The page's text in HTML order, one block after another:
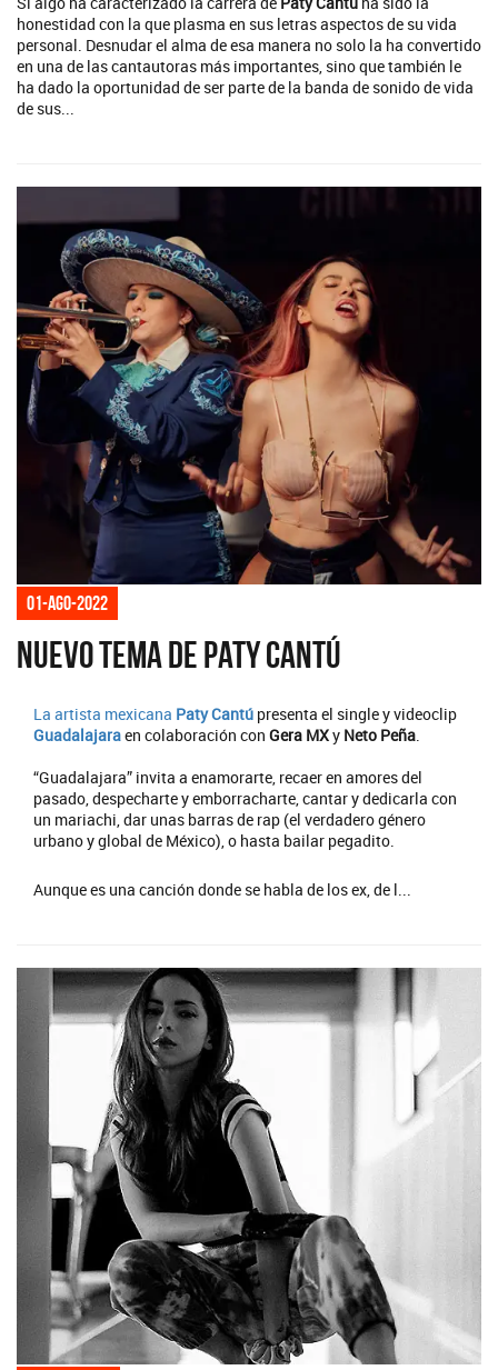
honestidad con la que plasma en sus letras aspectos de su vida
personal. Desnudar el alma de esa manera no solo la ha convertido
en una de las cantautoras más importantes, sino que también le
ha dado la oportunidad de ser parte de la banda de sonido de vida
de sus...
01-ago-2022
Nuevo tema de Paty Cantú
La artista mexicana Paty Cantú presenta el single y videoclip
Guadalajaraen colaboración con Gera MXy Neto Peña
“Guadalajara” invita a enamorarte, recaer en amores del
pasado, despecharte y emborracharte, cantar y dedicarla con
un mariachi, dar unas barras de rap (el verdadero género
urbano y global de México), o hasta bailar pegadito.
Aunque es una canción donde se habla de los ex, de l...